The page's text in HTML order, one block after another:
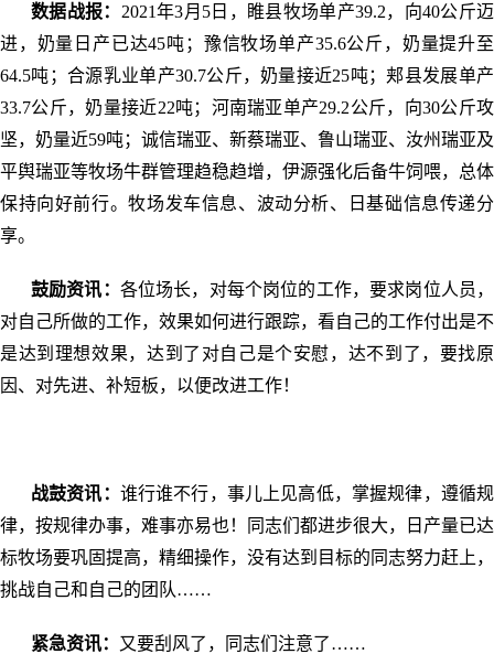
数据战报： 2021年3月5日，睢县牧场单产39.2，向40公斤迈
进，奶量日产已达45吨；豫信牧场单产35.6公斤，奶量提升至
64.5吨；合源乳业单产30.7公斤，奶量接近25吨；郏县发展单产
33.7公斤，奶量接近22吨；河南瑞亚单产29.2公斤，向30公斤攻
坚，奶量近59吨；诚信瑞亚、新蔡瑞亚、鲁山瑞亚、汝州瑞亚及
平舆瑞亚等牧场牛群管理趋稳趋增，伊源强化后备牛饲喂，总体
保持向好前行。牧场发车信息、波动分析、日基础信息传递分
享。
鼓励资讯： 各位场长，对每个岗位的工作，要求岗位人员，
对自己所做的工作，效果如何进行跟踪，看自己的工作付出是不
是达到理想效果，达到了对自己是个安慰，达不到了，要找原
因、对先进、补短板，以便改进工作！
战鼓资讯： 谁行谁不行，事儿上见高低，掌握规律，遵循规
律，按规律办事，难事亦易也！同志们都进步很大，日产量已达
标牧场要巩固提高，精细操作，没有达到目标的同志努力赶上，
挑战自己和自己的团队……
紧急资讯： 又要刮风了，同志们注意了……